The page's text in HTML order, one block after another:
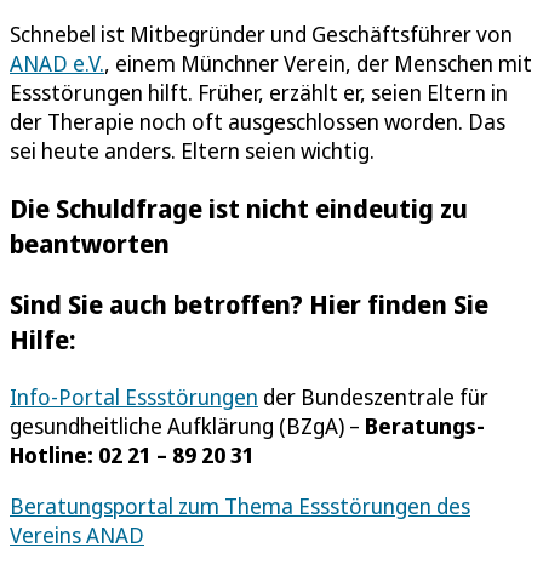
Schnebel ist Mitbegründer und Geschäftsführer von
ANAD e.V., einem Münchner Verein, der Menschen mit
Essstörungen hilft. Früher, erzählt er, seien Eltern in
der Therapie noch oft ausgeschlossen worden. Das
sei heute anders. Eltern seien wichtig.
Die Schuldfrage ist nicht eindeutig zu
beantworten
Sind Sie auch betroffen? Hier finden Sie
Hilfe:
Info-Portal Essstörungen der Bundeszentrale für
gesundheitliche Aufklärung (BZgA) – Beratungs-
Hotline: 02 21 – 89 20 31
Beratungsportal zum Thema Essstörungen des
Vereins ANAD